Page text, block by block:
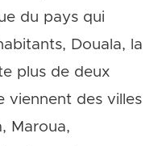
du pays qui
Douala, la
plus de deux
viennent des villes
Maroua,